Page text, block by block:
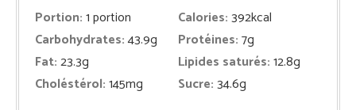
Portion:1portion Calories:392kcal
Carbohydrates:43.9g Protéines:7g
Fat:23.3g Lipides saturés:12.8g
Choléstérol:145mg Sucre:34.6g